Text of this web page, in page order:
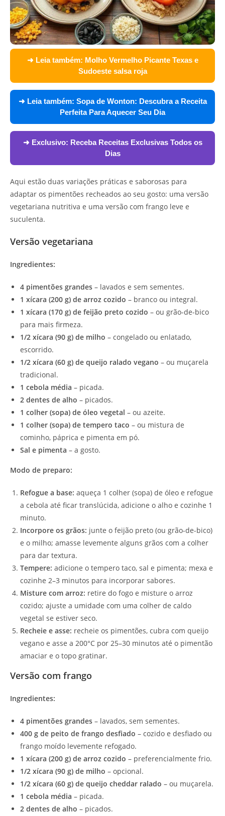
➜ Leia também: Molho Vermelho Picante Texas e
Sudoeste salsa roja
➜ Leia também: Sopa de Wonton: Descubra a Receita
Perfeita Para Aquecer Seu Dia
➜ Exclusivo: Receba Receitas Exclusivas Todos os
Dias
Aqui estão duas variações práticas e saborosas para
adaptar os pimentões recheados ao seu gosto: uma versão
vegetariana nutritiva e uma versão com frango leve e
suculenta.
Versão vegetariana
Ingredientes:
4 pimentões grandes – lavados e sem sementes.
1 xícara (200 g) de arroz cozido – branco ou integral.
1 xícara (170 g) de feijão preto cozido – ou grão-de-bico
para mais firmeza.
1/2 xícara (90 g) de milho – congelado ou enlatado,
escorrido.
1/2 xícara (60 g) de queijo ralado vegano – ou muçarela
tradicional.
1 cebola média – picada.
2 dentes de alho – picados.
1 colher (sopa) de óleo vegetal – ou azeite.
1 colher (sopa) de tempero taco – ou mistura de
cominho, páprica e pimenta em pó.
Sal e pimenta – a gosto.
Modo de preparo:
Refogue a base: aqueça 1 colher (sopa) de óleo e refogue
a cebola até ficar translúcida, adicione o alho e cozinhe 1
minuto.
Incorpore os grãos: junte o feijão preto (ou grão-de-bico)
e o milho; amasse levemente alguns grãos com a colher
para dar textura.
Tempere: adicione o tempero taco, sal e pimenta; mexa e
cozinhe 2–3 minutos para incorporar sabores.
Misture com arroz: retire do fogo e misture o arroz
cozido; ajuste a umidade com uma colher de caldo
vegetal se estiver seco.
Recheie e asse: recheie os pimentões, cubra com queijo
vegano e asse a 200°C por 25–30 minutos até o pimentão
amaciar e o topo gratinar.
Versão com frango
Ingredientes:
4 pimentões grandes – lavados, sem sementes.
400 g de peito de frango desfiado – cozido e desfiado ou
frango moído levemente refogado.
1 xícara (200 g) de arroz cozido – preferencialmente frio.
1/2 xícara (90 g) de milho – opcional.
1/2 xícara (60 g) de queijo cheddar ralado – ou muçarela.
1 cebola média – picada.
2 dentes de alho – picados.